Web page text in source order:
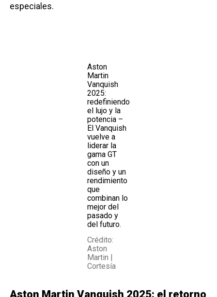
especiales.
Aston
Martin
Vanquish
2025:
redefiniendo
el lujo y la
potencia –
El Vanquish
vuelve a
liderar la
gama GT
con un
diseño y un
rendimiento
que
combinan lo
mejor del
pasado y
del futuro.
Crédito:
Aston
Martin |
Cortesía
Aston Martin Vanquish 2025: el retorno